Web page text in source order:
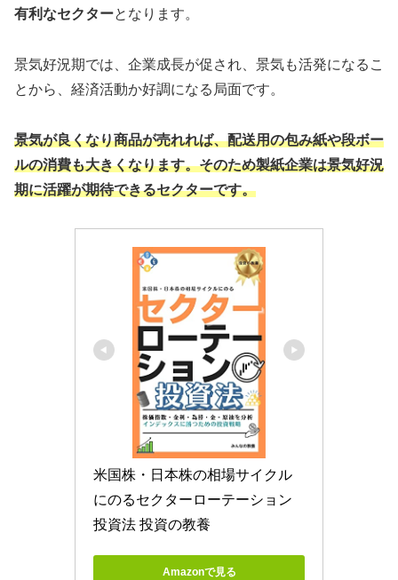
有利なセクターとなります。
景気好況期では、企業成長が促され、景気も活発になるこ
とから、経済活動か好調になる局面です。
景気が良くなり商品が売れれば、配送用の包み紙や段ボー
ルの消費も大きくなります。そのため製紙企業は景気好況
期に活躍が期待できるセクターです。
米国株・日本株の相場サイクル
にのるセクターローテーション
投資法 投資の教養
Amazonで見る